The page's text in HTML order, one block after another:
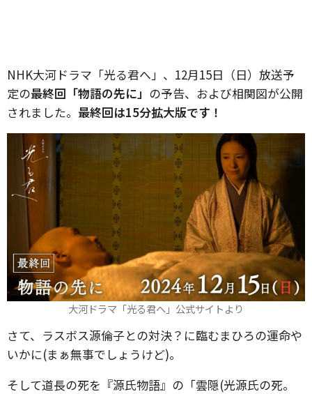
NHK大河ドラマ「光る君へ」、12月15日（日）放送予
定の最終回「物語の先に」 の予告、および相関図が公開
されました。 最終回は15分拡大版です！
大河ドラマ「光る君へ」公式サイトより
さて、ラスボス源倫子との対決？に臨むまひろの運命や
いかに(まぁ無事でしょうけど)。
そして道長の死を『源氏物語』の「雲隠(光源氏の死。